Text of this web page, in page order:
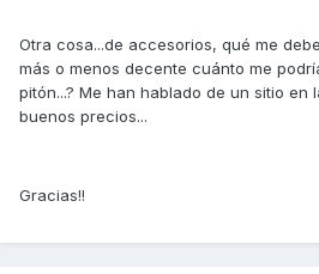
Otra cosa...de accesorios, qué me
más o menos decente cuánto me
pitón...? Me han hablado de un sitio en
buenos precios...
Gracias!!